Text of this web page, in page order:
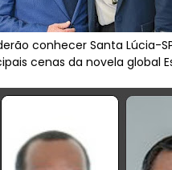
conhecer Santa Lúcia-
cenas da novela global